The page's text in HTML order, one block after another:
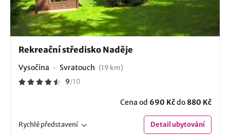
Rekreační středisko Naděje
Vysočina Svratouch (19 km)
9/10
Cena od 690 Kčdo 880 Kč
Rychlépředstavení Detailubytování